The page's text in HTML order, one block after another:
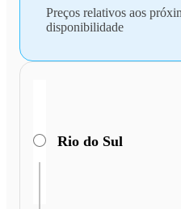
Preços relativos aos
disponibilidade
Rio do Sul